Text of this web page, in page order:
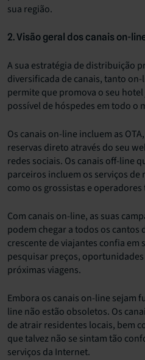
sua região.
2. Visão geral dos canais on-
A sua estratégia de distribuição
diversificada de canais, tanto
permite que promova o seu
possível de hóspedes em todo o
Os canais on-line incluem as
reservas direto através do seu
redes sociais. Os canais off-line
parceiros incluem os serviços de
como os grossistas e
Com canais on-line, as suas
podem chegar a todos os cantos
crescente de viajantes confia em
pesquisar preços, oportunidades
próximas viagens.
Embora os canais on-line sejam
line não estão obsoletos. Os
de atrair residentes locais, bem
que talvez não se sintam tão
serviços da Internet.